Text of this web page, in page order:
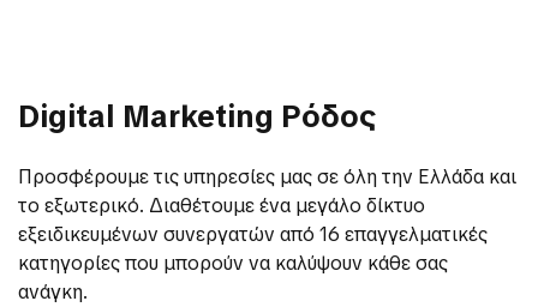
Digital Marketing Ρόδος
Προσφέρουμε τις υπηρεσίες μας σε όλη την Ελλάδα και
το εξωτερικό. Διαθέτουμε ένα μεγάλο δίκτυο
εξειδικευμένων συνεργατών από 16 επαγγελματικές
κατηγορίες που μπορούν να καλύψουν κάθε σας
ανάγκη.